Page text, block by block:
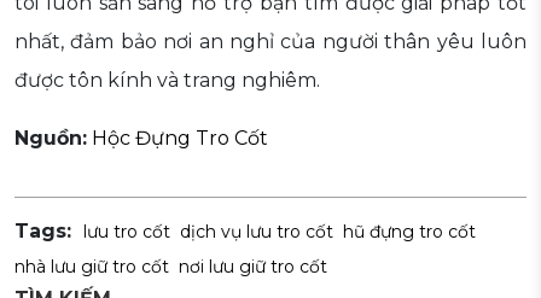
nhất, đảm bảo nơi an nghỉ của người thân yêu luôn
được tôn kính và trang nghiêm.
Nguồn: Hộc Đựng Tro Cốt
Tags: lưu tro cốt dịch vụ lưu tro cốt hũ đựng tro cốt
nhà lưu giữ tro cốt nơi lưu giữ tro cốt